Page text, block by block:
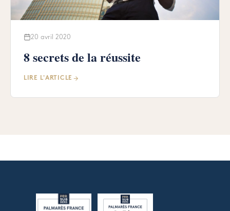
20 avril 2020
8 secrets de la réussite
LIRE L'ARTICLE